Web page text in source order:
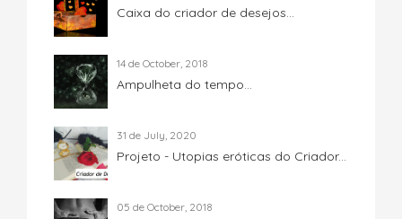
Caixa do criador de desejos...
14 de October, 2018
Ampulheta do tempo...
31 de July, 2020
Projeto - Utopias eróticas do Criador...
05 de October, 2018